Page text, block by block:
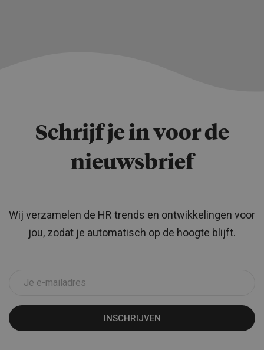
Schrijf je in voor de
nieuwsbrief
Wij verzamelen de HR trends en ontwikkelingen voor
jou, zodat je automatisch op de hoogte blijft.